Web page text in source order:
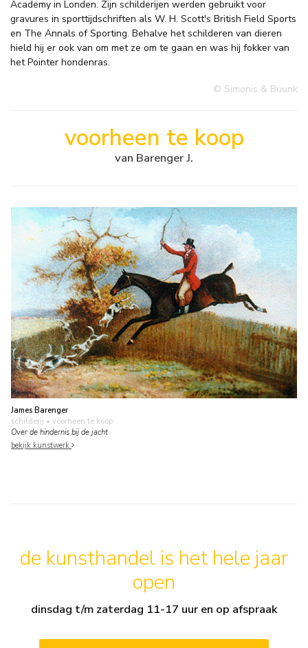
Academy in Londen. Zijn schilderijen werden gebruikt voor
gravures in sporttijdschriften als W. H. Scott's British Field Sports
en The Annals of Sporting. Behalve het schilderen van dieren
hield hij er ook van om met ze om te gaan en was hij fokker van
het Pointer hondenras.
© Simonis & Buunk
voorheen te koop
van Barenger J.
James Barenger
schilderij • voorheen te koop
Over de hindernis bij de jacht
bekijk kunstwerk
de kunsthandel is het hele jaar
open
dinsdag t/m zaterdag 11-17 uur en op afspraak